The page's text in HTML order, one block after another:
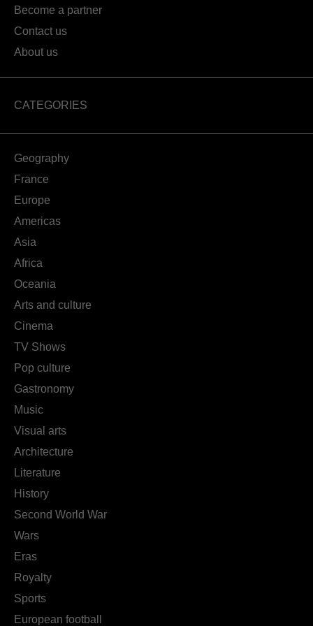
Become a partner
Contact us
About us
CATEGORIES
Geography
France
Europe
Americas
Asia
Africa
Oceania
Arts and culture
Cinema
TV Shows
Pop culture
Gastronomy
Music
Visual arts
Architecture
Literature
History
Second World War
Wars
Eras
Royalty
Sports
European football